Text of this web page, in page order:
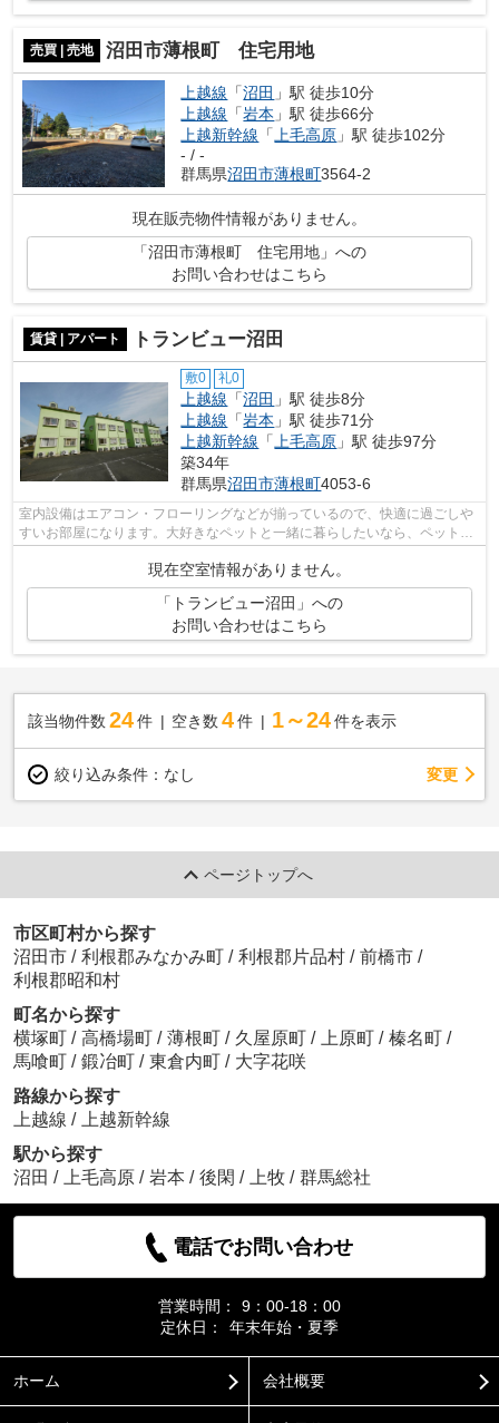
売買 | 売地 沼田市薄根町 住宅用地
上越線 「沼田 」駅 徒歩10分
上越線 「岩本 」駅 徒歩66分
上越新幹線 「上毛高原 」駅 徒歩102分
- / -
群馬県沼田市薄根町3564-2
現在販売物件情報がありません。
「沼田市薄根町 住宅用地」への
お問い合わせはこちら
賃貸 | アパート トランビュー沼田
敷0 礼0
上越線 「沼田 」駅 徒歩8分
上越線 「岩本 」駅 徒歩71分
上越新幹線 「 上毛高原 」駅 徒歩97分
築34年
群馬県沼田市薄根町4053-6
室内設備はエアコン・フローリングなどが揃っているので、快適に過ごしや
すいお部屋になります。大好きなペットと一緒に暮らしたいなら、ペット相
談OKのアパートです。一人暮らしで料...
現在空室情報がありません。
「トランビュー沼田」への
お問い合わせはこちら
該当物件数 24件 空き数 4 件 1～24 件を表示
絞り込み条件： なし 変更
ページトップへ
市区町村から探す
沼田市 / 利根郡みなかみ町 / 利根郡片品村 / 前橋市 /
利根郡昭和村
町名から探す
横塚町 / 高橋場町 / 薄根町 / 久屋原町 / 上原町 / 榛名町 /
馬喰町 / 鍛冶町 / 東倉内町 / 大字花咲
路線から探す
上越線 /
上越新幹線
駅から探す
沼田 / 上毛高原 / 岩本 / 後閑 / 上牧 / 群馬総社
電話でお問い合わせ
営業時間：
9：00-18：00
定休日：
年末年始・夏季
ホーム 会社概要